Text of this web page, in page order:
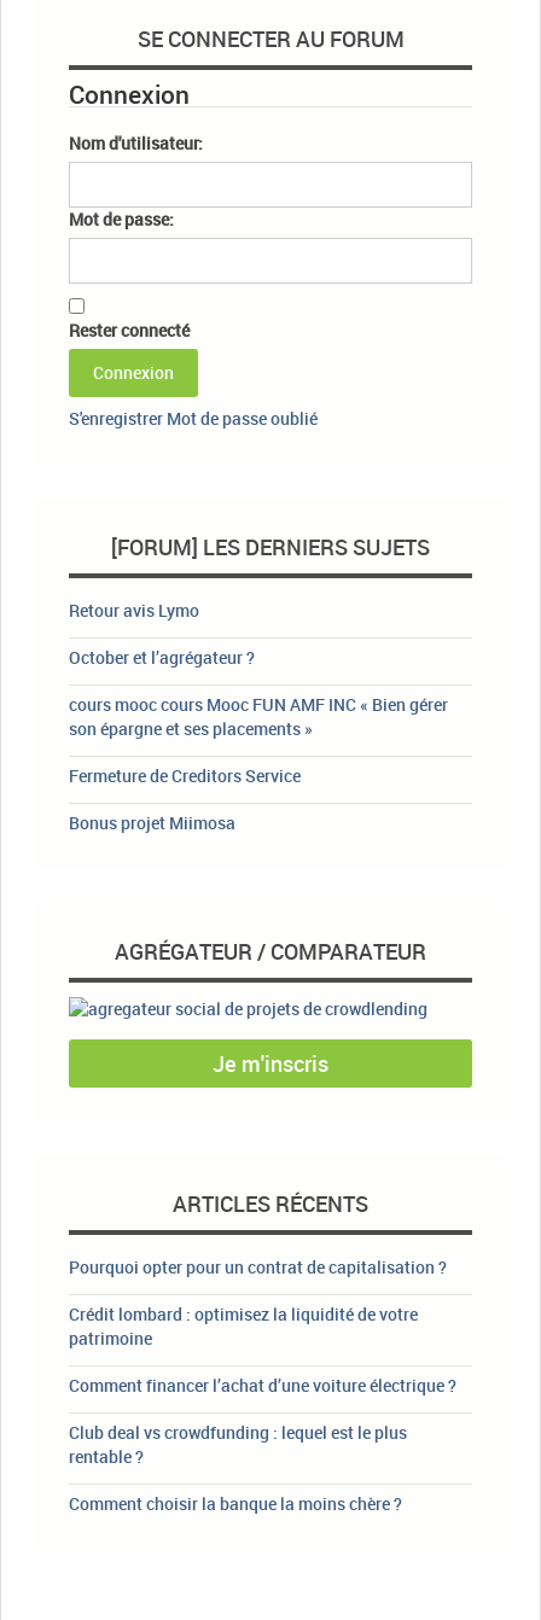
SE CONNECTER AU FORUM
Connexion
Nom d'utilisateur:
Mot de passe:
Rester connecté
Connexion
S'enregistrer Mot de passe oublié
[FORUM] LES DERNIERS SUJETS
Retour avis Lymo
October et l’agrégateur ?
cours mooc cours Mooc FUN AMF INC « Bien gérer
son épargne et ses placements »
Fermeture de Creditors Service
Bonus projet Miimosa
AGRÉGATEUR / COMPARATEUR
Je m'inscris
ARTICLES RÉCENTS
Pourquoi opter pour un contrat de capitalisation ?
Crédit lombard : optimisez la liquidité de votre
patrimoine
Comment financer l’achat d’une voiture électrique ?
Club deal vs crowdfunding : lequel est le plus
rentable ?
Comment choisir la banque la moins chère ?